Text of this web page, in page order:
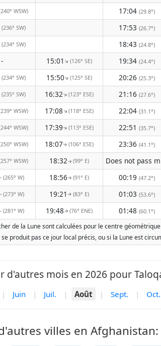
WSW) 17:04 (29.8°)
(236° SW) 17:53 (26.7°)
(234° SW) 18:43 (24.8°)
- 15:01↑(126° SE) 19:34 (24.4°)
(234° SW) 15:50↑(125° SE) 20:26 (25.3°)
(235° SW) 16:32↑(123° ESE) 21:16 (27.6°)
WSW) 17:08↑(118° ESE) 22:04 (31.1°)
WSW) 17:39↑(113° ESE) 22:51 (35.7°)
WSW) 18:07↑(106° ESE) 23:36 (41.1°)
WSW) 18:32↑(99° E)
(265° W) 18:56↑(91° E) 00:19 (47.2°)
(273° W) 19:21 ↑(83° E) 01:03 (53.6°)
(281° W) 19:48↑(76° ENE) 01:48 (60.1°)
de la Lune sont calculées pour le centre
produit pas ce jour local précis, ou si la Lune est
d'autres mois en 2026 pour
| Juin | Juil. | Août | Sept. | Oct.
villes en Afghanistan: